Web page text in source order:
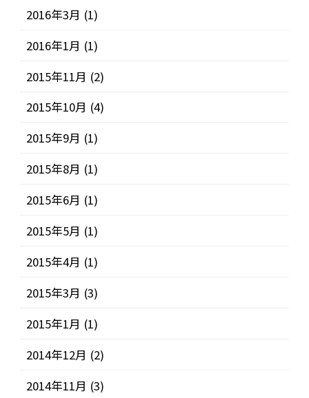
2016年3月 (1)
2016年1月 (1)
2015年11月 (2)
2015年10月 (4)
2015年9月 (1)
2015年8月 (1)
2015年6月 (1)
2015年5月 (1)
2015年4月 (1)
2015年3月 (3)
2015年1月 (1)
2014年12月 (2)
2014年11月 (3)